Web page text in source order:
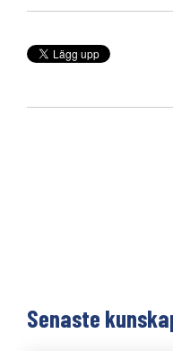
Senaste